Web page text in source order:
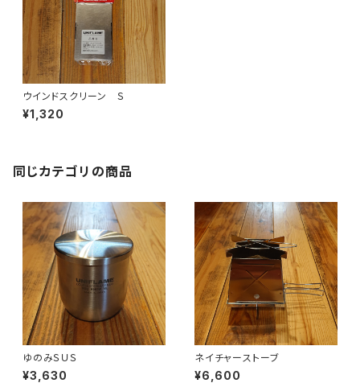
ウインドスクリーン Ｓ
¥1,320
同じカテゴリの商品
ゆのみＳＵＳ
¥3,630
ネイチャーストーブ
¥6,600